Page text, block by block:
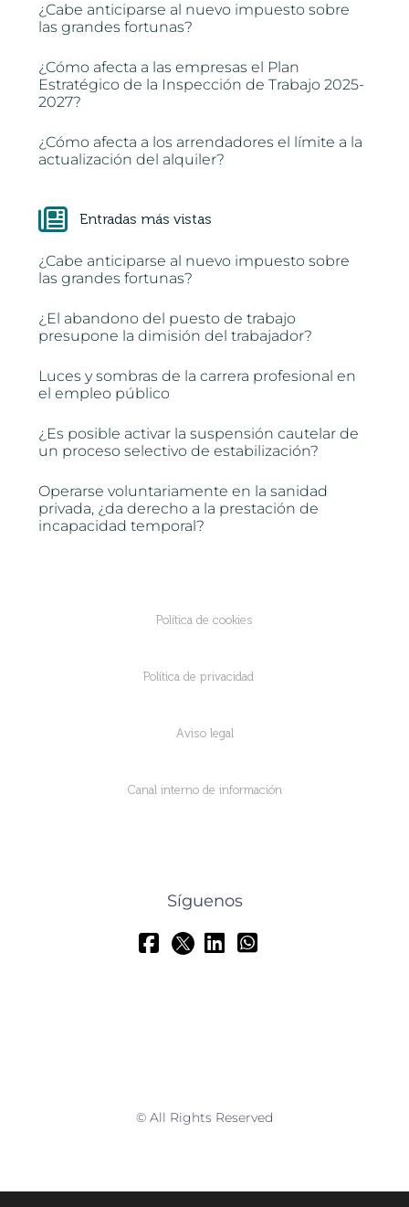
¿Cabe anticiparse al nuevo impuesto sobre
las grandes fortunas?
¿Cómo afecta a las empresas el Plan
Estratégico de la Inspección de Trabajo 2025-
2027?
¿Cómo afecta a los arrendadores el límite a la
actualización del alquiler?
Entradas más vistas
¿Cabe anticiparse al nuevo impuesto sobre
las grandes fortunas?
¿El abandono del puesto de trabajo
presupone la dimisión del trabajador?
Luces y sombras de la carrera profesional en
el empleo público
¿Es posible activar la suspensión cautelar de
un proceso selectivo de estabilización?
Operarse voluntariamente en la sanidad
privada, ¿da derecho a la prestación de
incapacidad temporal?
Política de cookies
Política de privacidad
Aviso legal
Canal interno de información
Síguenos
© All Rights Reserved